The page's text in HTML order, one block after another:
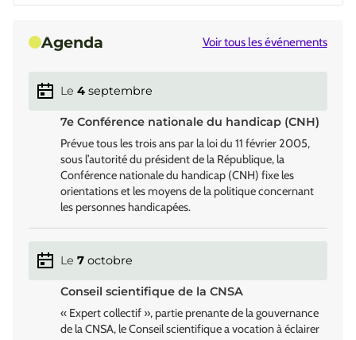
Agenda Voir tous les événements
Le 4septembre
7e Conférence nationale du handicap (CNH)
Prévue tous les trois ans par la loi du 11 février 2005,
sous l’autorité du président de la République, la
Conférence nationale du handicap (CNH) fixe les
orientations et les moyens de la politique concernant
les personnes handicapées.
Le 7octobre
Conseil scientifique de la CNSA
« Expert collectif », partie prenante de la gouvernance
de la CNSA, le Conseil scientifique a vocation à éclairer